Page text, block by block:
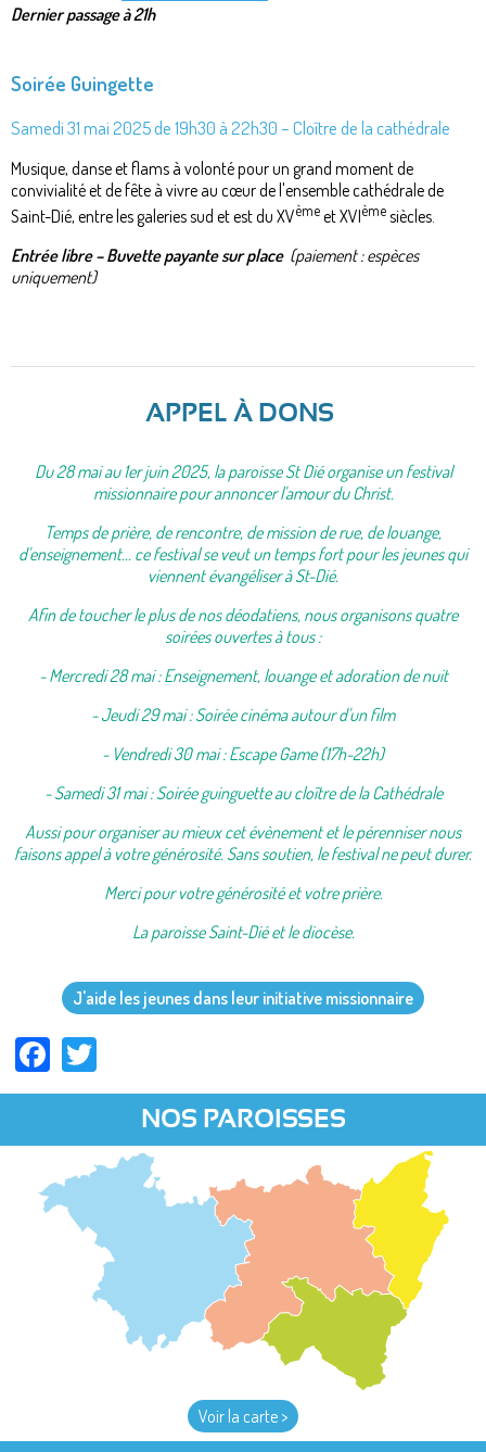
Dernier passage à 21h
Soirée Guingette
Samedi 31 mai 2025 de 19h30 à 22h30 – Cloître de la cathédrale
Musique, danse et flams à volonté pour un grand moment de
convivialité et de fête à vivre au cœur de l'ensemble cathédrale de
Saint-Dié, entre les galeries sud et est du XVèmeet XVIèmesiècles.
Entrée libre – Buvette payante sur place (paiement : espèces
uniquement)
APPEL À DONS
Du 28 mai au 1er juin 2025, la paroisse St Dié organise un festival
missionnaire pour annoncer l'amour du Christ.
Temps de prière, de rencontre, de mission de rue, de louange,
d'enseignement... ce festival se veut un temps fort pour les jeunes qui
viennent évangéliser à St-Dié.
Afin de toucher le plus de nos déodatiens, nous organisons quatre
soirées ouvertes à tous :
- Mercredi 28 mai : Enseignement, louange et adoration de nuit
- Jeudi 29 mai : Soirée cinéma autour d'un film
- Vendredi 30 mai : Escape Game (17h-22h)
- Samedi 31 mai : Soirée guinguette au cloître de la Cathédrale
Aussi pour organiser au mieux cet évènement et le pérenniser nous
faisons appel à votre générosité. Sans soutien, le festival ne peut durer.
Merci pour votre générosité et votre prière.
La paroisse Saint-Dié et le diocèse.
J'aide les jeunes dans leur initiative missionnaire
Facebook
NOS PAROISSES
Voir la carte >